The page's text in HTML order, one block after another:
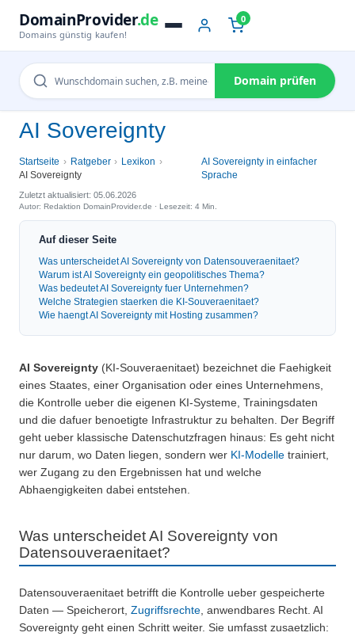
DomainProvider.de
Domains günstig kaufen!
0
Domain prüfen
AI Sovereignty
Startseite Ratgeber
Lexikon
AI Sovereignty
AI Sovereignty in einfacher
Sprache
Zuletzt aktualisiert: 05.06.2026
Autor: Redaktion DomainProvider.de · Lesezeit: 4 Min.
Auf dieser Seite
Was unterscheidet AI Sovereignty von Datensouveraenitaet?
Warum ist AI Sovereignty ein geopolitisches Thema?
Was bedeutet AI Sovereignty fuer Unternehmen?
Welche Strategien staerken die KI-Souveraenitaet?
Wie haengt AI Sovereignty mit Hosting zusammen?
AI Sovereignty (KI-Souveraenitaet) bezeichnet die Faehigkeit
eines Staates, einer Organisation oder eines Unternehmens,
die Kontrolle ueber die eigenen KI-Systeme, Trainingsdaten
und die dafuer benoetigte Infrastruktur zu behalten. Der Begriff
geht ueber klassische Datenschutzfragen hinaus: Es geht nicht
nur darum, wo Daten liegen, sondern wer KI-Modelle trainiert,
wer Zugang zu den Ergebnissen hat und welche
Abhaengigkeiten dabei entstehen.
Was unterscheidet AI Sovereignty von
Datensouveraenitaet?
Datensouveraenitaet betrifft die Kontrolle ueber gespeicherte
Daten — Speicherort, Zugriffsrechte , anwendbares Recht. AI
Sovereignty geht einen Schritt weiter. Sie umfasst zusaetzlich: